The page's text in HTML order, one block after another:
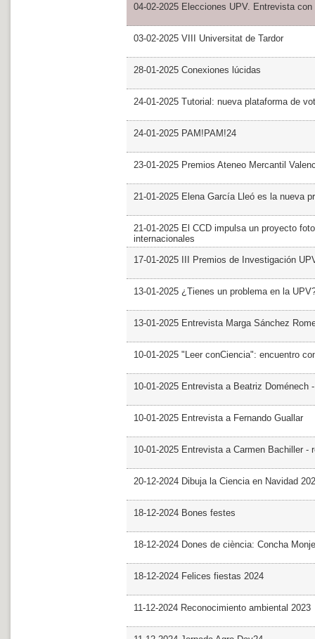
04-02-2025 Elecciones UPV. Entrevista con
03-02-2025 VIII Universitat de Tardor
28-01-2025 Conexiones lúcidas
24-01-2025 Tutorial: nueva plataforma de
24-01-2025 PAM!PAM!24
23-01-2025 Premios Ateneo Mercantil
21-01-2025 Elena García Lleó es la nueva
21-01-2025 El CCD impulsa un proyecto
internacionales
17-01-2025 III Premios de Investigación
13-01-2025 ¿Tienes un problema en la
13-01-2025 Entrevista Marga Sánchez
10-01-2025 "Leer conCiencia": encuentro
10-01-2025 Entrevista a Beatriz Doménech
10-01-2025 Entrevista a Fernando Guallar
10-01-2025 Entrevista a Carmen Bachiller -
20-12-2024 Dibuja la Ciencia en Navidad
18-12-2024 Bones festes
18-12-2024 Dones de ciència: Concha Monje
18-12-2024 Felices fiestas 2024
11-12-2024 Reconocimiento ambiental 2023